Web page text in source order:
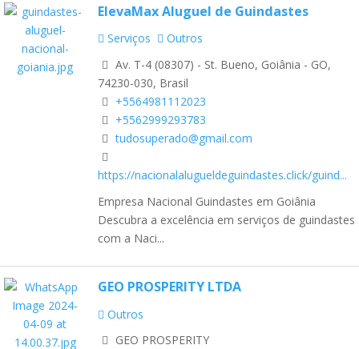
ElevaMax Aluguel de Guindastes
Serviços
Outros
Av. T-4 (08307) - St. Bueno, Goiânia - GO,
74230-030, Brasil
+5564981112023
+5562999293783
tudosuperado@gmail.com
https://nacionalalugueldeguindastes.click/guind...
Empresa Nacional Guindastes em Goiânia
Descubra a excelência em serviços de guindastes
com a Naci...
GEO PROSPERITY LTDA
Outros
GEO PROSPERITY